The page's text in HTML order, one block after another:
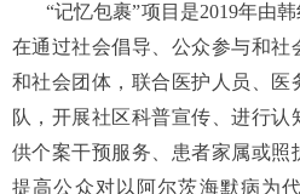
“记忆包裹”项目是2019年由
在通过社会倡导、公众参与和社
和社会团体，联合医护人员、医
队，开展社区科普宣传、进行
供个案干预服务、患者家属或照
提高公众对以阿尔茨海默病为